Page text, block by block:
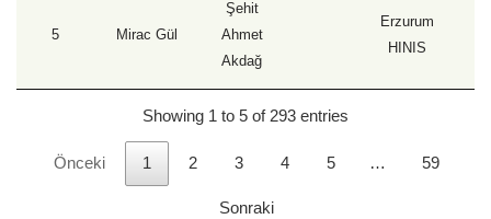
5 Mirac Gül
Şehit
Ahmet
Akdağ
Erzurum
HINIS
Showing 1 to 5 of 293 entries
Önceki 1 2 3 4 5 … 59
Sonraki